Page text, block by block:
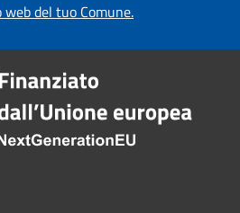
web del tuo Comune.